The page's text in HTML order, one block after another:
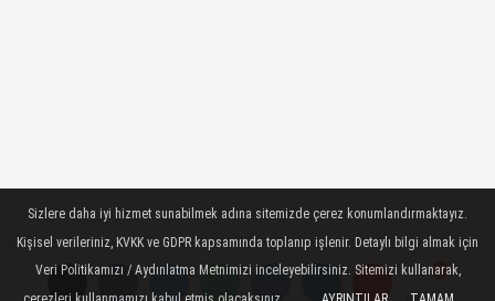
Yorumlar
Yorumlar
Sizlere daha iyi hizmet sunabilmek adına sitemizde çerez konumlandırmaktayız.
Kişisel verileriniz, KVKK ve GDPR kapsamında toplanıp işlenir. Detaylı bilgi almak için
Veri Politikamızı / Aydınlatma Metnimizi inceleyebilirsiniz. Sitemizi kullanarak,